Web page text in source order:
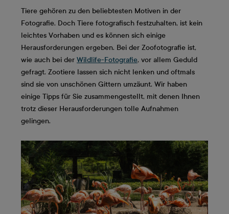
Tiere gehören zu den beliebtesten Motiven in der
Fotografie. Doch Tiere fotografisch festzuhalten, ist kein
leichtes Vorhaben und es können sich einige
Herausforderungen ergeben. Bei der Zoofotografie ist,
wie auch bei der Wildlife-Fotografie, vor allem Geduld
gefragt. Zootiere lassen sich nicht lenken und oftmals
sind sie von unschönen Gittern umzäunt. Wir haben
einige Tipps für Sie zusammengestellt, mit denen Ihnen
trotz dieser Herausforderungen tolle Aufnahmen
gelingen.